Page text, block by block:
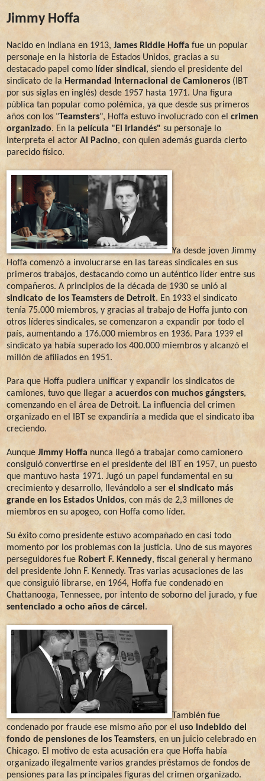
Jimmy Hoffa
Nacido en Indiana en 1913, James Riddle Hoffa fue un popular
personaje en la historia de Estados Unidos, gracias a su
destacado papel como líder sindical , siendo el presidente del
sindicato de la Hermandad Internacional de Camioneros (IBT
por sus siglas en inglés) desde 1957 hasta 1971. Una figura
pública tan popular como polémica, ya que desde sus primeros
años con los "Teamsters", Hoffa estuvo involucrado con el crimen
organizado. En la película "El irlandés" su personaje lo
interpreta el actor Al Pacino, con quien además guarda cierto
parecido físico.
Ya desde joven Jimmy
Hoffa comenzó a involucrarse en las tareas sindicales en sus
primeros trabajos, destacando como un auténtico líder entre sus
compañeros. A principios de la década de 1930 se unió al
sindicato de los Teamsters de Detroit. En 1933 el sindicato
tenía 75.000 miembros, y gracias al trabajo de Hoffa junto con
otros líderes sindicales, se comenzaron a expandir por todo el
país, aumentando a 176.000 miembros en 1936. Para 1939 el
sindicato ya había superado los 400.000 miembros y alcanzó el
millón de afiliados en 1951.
Para que Hoffa pudiera unificar y expandir los sindicatos de
camiones, tuvo que llegar a acuerdos con muchos gángsters,
comenzando en el área de Detroit. La influencia del crimen
organizado en el IBT se expandiría a medida que el sindicato iba
creciendo.
Aunque Jimmy Hoffa nunca llegó a trabajar como camionero
consiguió convertirse en el presidente del IBT en 1957, un puesto
que mantuvo hasta 1971. Jugó un papel fundamental en su
crecimiento y desarrollo, llevándolo a ser el sindicato más
grande en los Estados Unidos, con más de 2,3 millones de
miembros en su apogeo, con Hoffa como líder.
Su éxito como presidente estuvo acompañado en casi todo
momento por los problemas con la justicia. Uno de sus mayores
perseguidores fue Robert F. Kennedy, fiscal general y hermano
del presidente John F. Kennedy. Tras varias acusaciones de las
que consiguió librarse, en 1964, Hoffa fue condenado en
Chattanooga, Tennessee, por intento de soborno del jurado, y fue
sentenciado a ocho años de cárcel .
También fue
condenado por fraude ese mismo año por el uso indebido del
fondo de pensiones de los Teamsters, en un juicio celebrado en
Chicago. El motivo de esta acusación era que Hoffa había
organizado ilegalmente varios grandes préstamos de fondos de
pensiones para las principales figuras del crimen organizado.